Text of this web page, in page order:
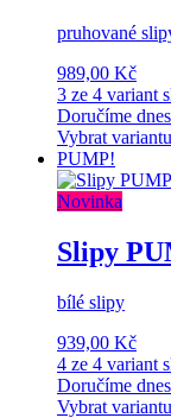
pruhované
989,00 Kč
3 ze 4 variant
Doručíme
Vybrat variantu
PUMP!
Novinka
Slipy
bílé slipy
939,00 Kč
4 ze 4 variant
Doručíme
Vybrat variantu